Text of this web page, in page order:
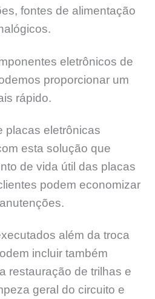
fontes de alimentação
eletrônicos de
proporcionar um
rápido.
placas eletrônicas
esta solução que
de vida útil das placas
podem economizar
além da troca
incluir também
restauração de trilhas e
geral do circuito e